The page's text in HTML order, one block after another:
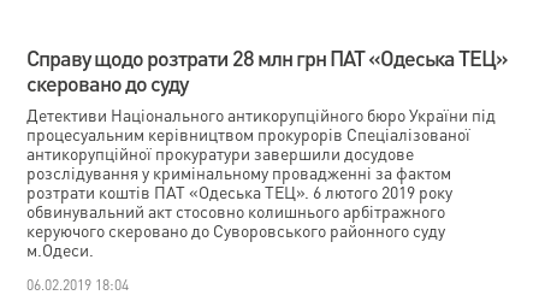
Справу щодо розтрати 28 млн грн ПАТ «Одеська ТЕЦ»
скеровано до суду
Детективи Національного антикорупційного бюро України під
процесуальним керівництвом прокурорів Спеціалізованої
антикорупційної прокуратури завершили досудове
розслідування у кримінальному провадженні за фактом
розтрати коштів ПАТ «Одеська ТЕЦ». 6 лютого 2019 року
обвинувальний акт стосовно колишнього арбітражного
керуючого скеровано до Суворовського районного суду
м.Одеси.
06.02.2019 18:04